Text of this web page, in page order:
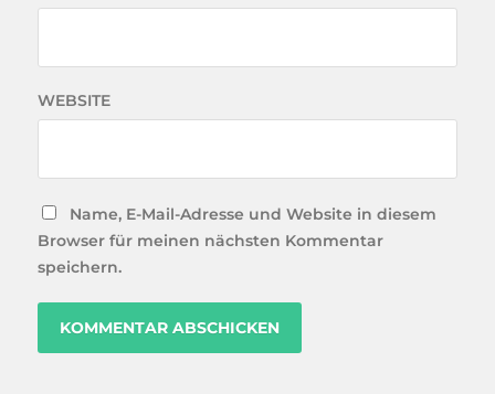
WEBSITE
Name, E-Mail-Adresse und Website in diesem
Browser für meinen nächsten Kommentar
speichern.